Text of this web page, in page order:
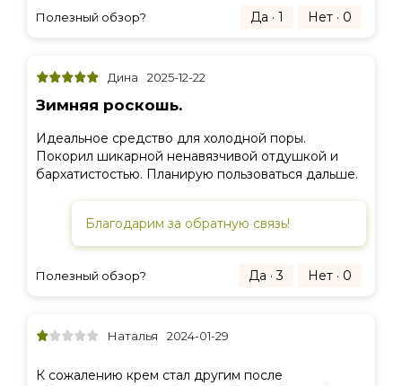
Полезный обзор? Да · 1 Нет · 0
Дина 2025-12-22
Зимняя роскошь.
Идеальное средство для холодной поры.
Покорил шикарной ненавязчивой отдушкой и
бархатистостью. Планирую пользоваться дальше.
Благодарим за обратную связь!
Полезный обзор? Да · 3 Нет · 0
Наталья 2024-01-29
К сожалению крем стал другим после